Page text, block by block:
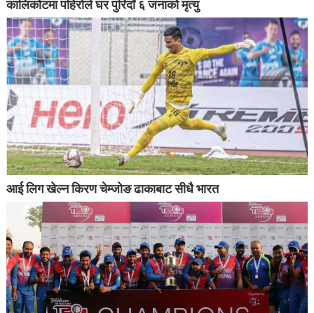
कालिकोटमा पहिरोले घर पुरिदाँ ६ जनाको मृत्यु
आई लिग खेल्न किरण चेम्जोङ ढाकाबाट सीधै भारत